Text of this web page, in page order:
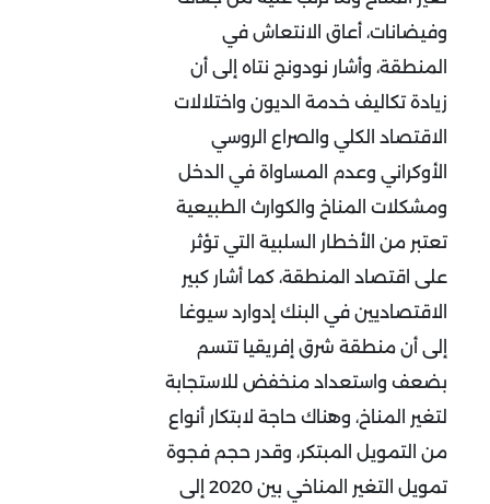
وفيضانات، أعاق الانتعاش في
المنطقة، وأشار نودونج نتاه إلى أن
زيادة تكاليف خدمة الديون واختلالات
الاقتصاد الكلي والصراع الروسي
الأوكراني وعدم المساواة في الدخل
ومشكلات المناخ والكوارث الطبيعية
تعتبر من الأخطار السلبية التي تؤثر
على اقتصاد المنطقة، كما أشار كبير
الاقتصاديين في البنك إدوارد سيوغا
إلى أن منطقة شرق إفريقيا تتسم
بضعف واستعداد منخفض للاستجابة
لتغير المناخ، وهناك حاجة لابتكار أنواع
من التمويل المبتكر، وقدر حجم فجوة
تمويل التغير المناخي بين 2020 إلى